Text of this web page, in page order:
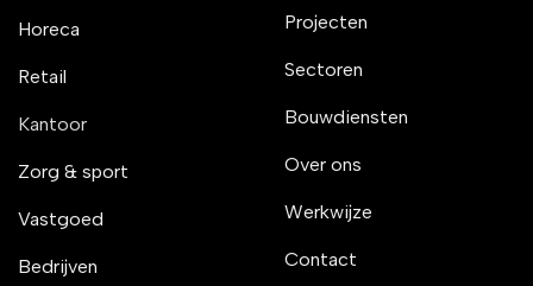
Horeca
Retail
Kantoor
Zorg & sport
Vastgoed
Bedrijven
Projecten
Sectoren
Bouwdiensten
Over ons
Werkwijze
Contact